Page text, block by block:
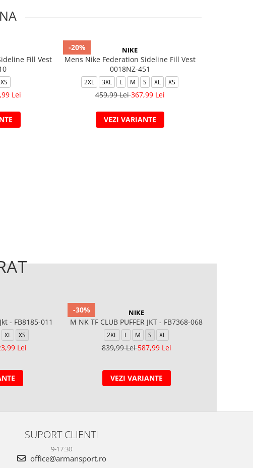
Fill Vest
XS
Lei
-20% NIKE
Mens Nike Federation Sideline Fill Vest
0018NZ-451
2XL 3XL L M S XL XS
459,99 Lei367,99 Lei
VEZI VARIANTE
- FB8185-011
XL XS
Lei
-30% NIKE
M NK TF CLUB PUFFER JKT - FB7368-068
2XL L M S XL
839,99 Lei587,99 Lei
VEZI VARIANTE
SUPORT CLIENTI
9-17:30
office@armansport.ro